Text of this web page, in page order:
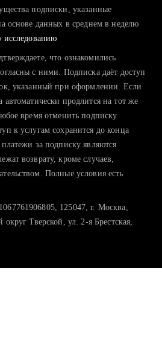
на поиск и вручную поднимаете
с конкурентами и оценить шансы
подписки, указанные
основе данных в среднем в неделю
исследованию
что ознакомились
с ними. Подписка даёт доступ
указанный при оформлении. Если
продлится на тот же
время отменить подписку
к услугам сохранится до конца
за подписку являются
возврату, кроме случаев,
Полные условия есть
125047, г. Москва,
Тверской, ул. 2-я Брестская,